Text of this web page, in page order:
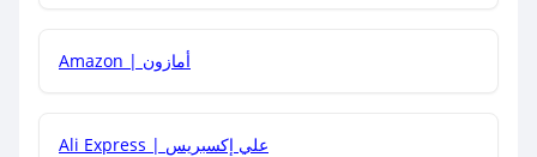
Amazon | أمازون
Ali Express | علي إكسبريس